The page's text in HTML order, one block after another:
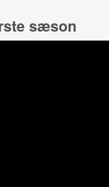
sæson